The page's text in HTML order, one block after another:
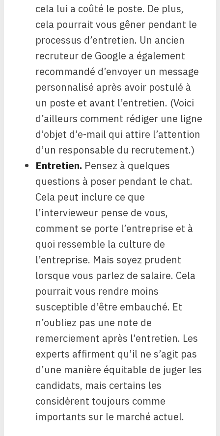
cela lui a coûté le poste. De plus,
cela pourrait vous gêner pendant le
processus d’entretien. Un ancien
recruteur de Google a également
recommandé d’envoyer un message
personnalisé après avoir postulé à
un poste et avant l’entretien. (Voici
d’ailleurs comment rédiger une ligne
d’objet d’e-mail qui attire l’attention
d’un responsable du recrutement.)
Entretien. Pensez à quelques
questions à poser pendant le chat.
Cela peut inclure ce que
l’intervieweur pense de vous,
comment se porte l’entreprise et à
quoi ressemble la culture de
l’entreprise. Mais soyez prudent
lorsque vous parlez de salaire. Cela
pourrait vous rendre moins
susceptible d’être embauché. Et
n’oubliez pas une note de
remerciement après l’entretien. Les
experts affirment qu’il ne s’agit pas
d’une manière équitable de juger les
candidats, mais certains les
considèrent toujours comme
importants sur le marché actuel.